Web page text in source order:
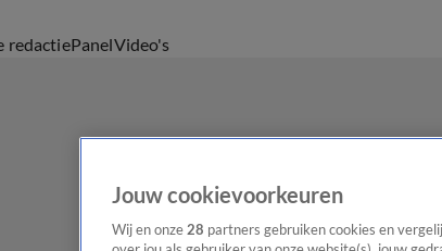
redactiePanelVideo's
Jouw cookievoorkeuren
Wij en onze 28 partners gebruiken cookies en